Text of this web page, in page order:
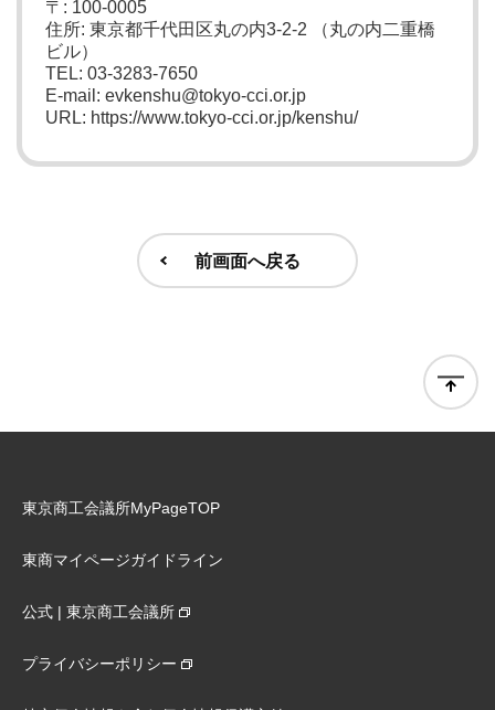
〒: 100-0005
住所: 東京都千代田区丸の内3-2-2 （丸の内二重橋
ビル）
TEL: 03-3283-7650
E-mail: evkenshu@tokyo-cci.or.jp
URL: https://www.tokyo-cci.or.jp/kenshu/
前画面へ戻る
東京商工会議所MyPageTOP
東商マイページガイドライン
公式 | 東京商工会議所
プライバシーポリシー